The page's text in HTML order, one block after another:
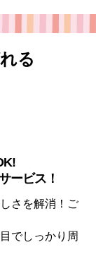
る
ービス！
さを解消！ご
でしっかり周